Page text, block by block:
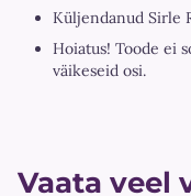
Küljendanud Sirle
Hoiatus! Toode ei
väikeseid osi.
Vaata veel